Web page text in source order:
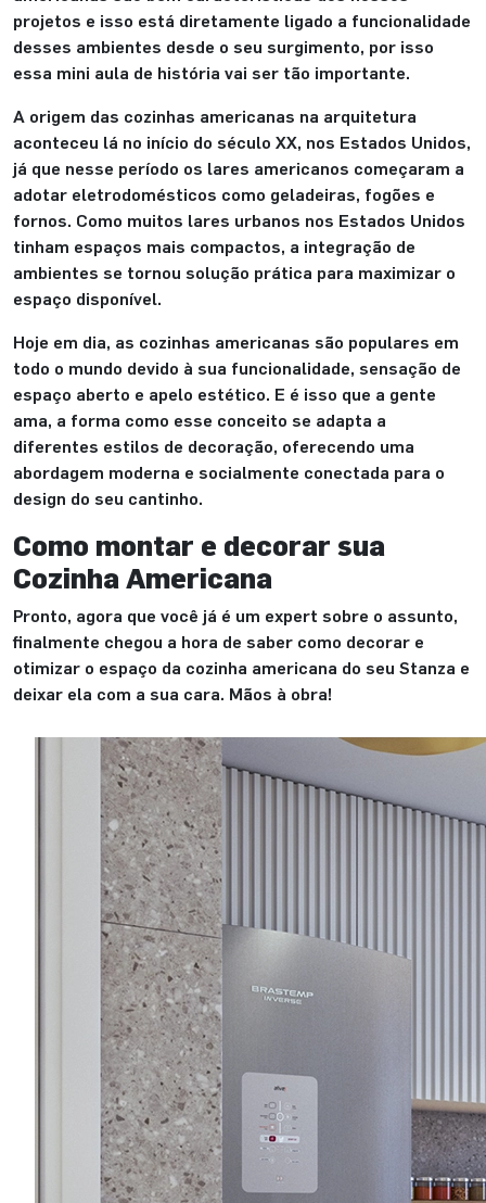
projetos e isso está diretamente ligado a funcionalidade
desses ambientes desde o seu surgimento, por isso
essa mini aula de história vai ser tão importante.
A origem das cozinhas americanas na arquitetura
aconteceu lá no início do século XX, nos Estados Unidos,
já que nesse período os lares americanos começaram a
adotar eletrodomésticos como geladeiras, fogões e
fornos. Como muitos lares urbanos nos Estados Unidos
tinham espaços mais compactos, a integração de
ambientes se tornou solução prática para maximizar o
espaço disponível.
Hoje em dia, as cozinhas americanas são populares em
todo o mundo devido à sua funcionalidade, sensação de
espaço aberto e apelo estético. E é isso que a gente
ama, a forma como esse conceito se adapta a
diferentes estilos de decoração, oferecendo uma
abordagem moderna e socialmente conectada para o
design do seu cantinho.
Como montar e decorar sua
Cozinha Americana
Pronto, agora que você já é um expert sobre o assunto,
finalmente chegou a hora de saber como decorar e
otimizar o espaço da cozinha americana do seu Stanza e
deixar ela com a sua cara. Mãos à obra!